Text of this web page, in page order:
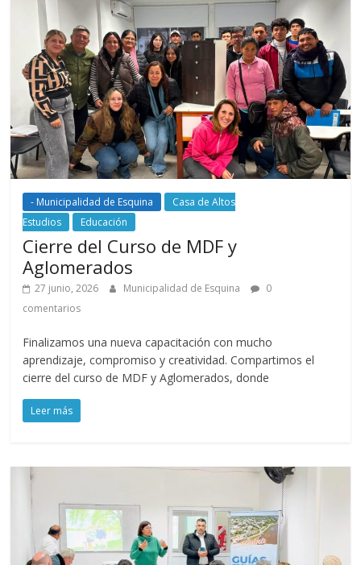
- Municipalidad de Esquina
Casa de Altos
Estudios
Educación
Cierre del Curso de MDF y
Aglomerados
27 junio, 2026 Municipalidad de Esquina
0
comentarios
Finalizamos una nueva capacitación con mucho
aprendizaje, compromiso y creatividad. Compartimos el
cierre del curso de MDF y Aglomerados, donde
Leer más